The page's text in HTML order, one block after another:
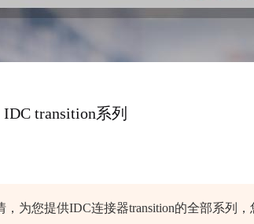
IDC transition系列
为您提供IDC连接器transition的全部系列